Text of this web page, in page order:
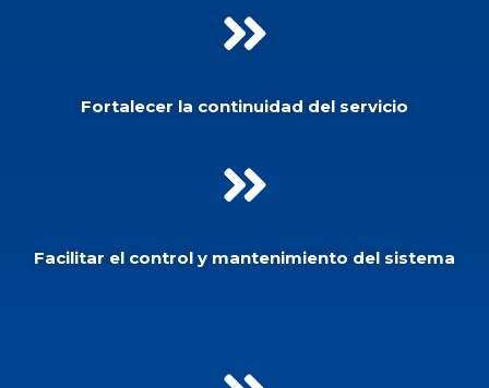
Fortalecer la continuidad del servicio
Facilitar el control y mantenimiento del sistema